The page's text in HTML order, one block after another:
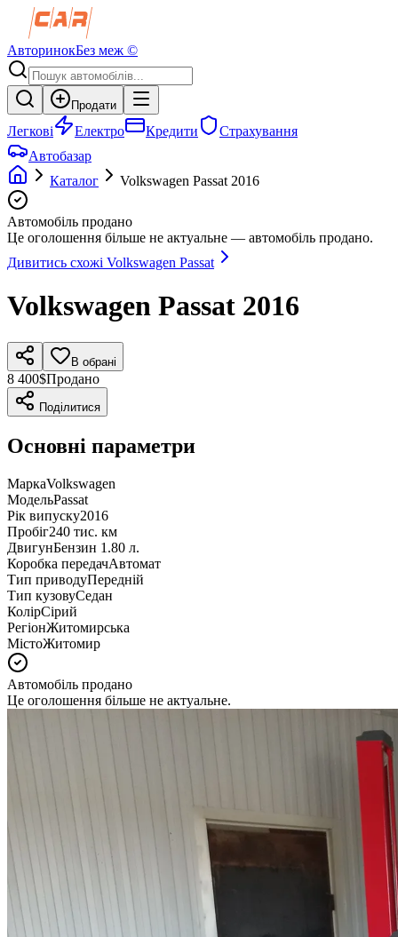
АвторинокБез меж ©
Продати
Легкові Електро Кредити
Страхування
Автобазар
Каталог
Volkswagen Passat 2016
Автомобіль продано
Це оголошення більше не актуальне — автомобіль продано.
Дивитись схожі Volkswagen Passat
Volkswagen Passat 2016
В обрані
8 400$Продано
Поділитися
Основні параметри
МаркаVolkswagen
МодельPassat
Рік випуску2016
Пробіг240 тис. км
ДвигунБензин 1.80 л.
Коробка передачАвтомат
Тип приводуПередній
Тип кузовуСедан
КолірСірий
РегіонЖитомирська
МістоЖитомир
Автомобіль продано
Це оголошення більше не актуальне.